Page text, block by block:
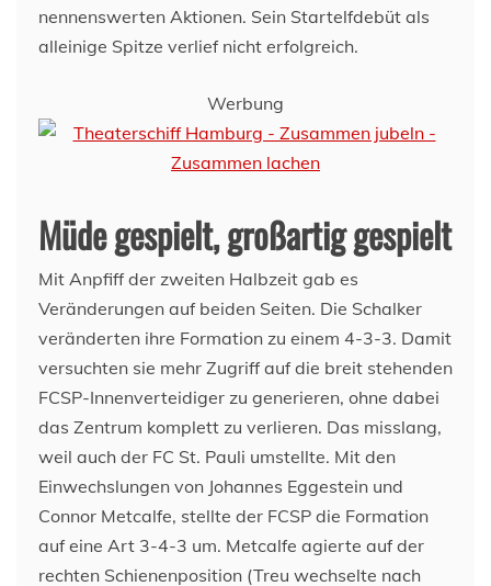
nennenswerten Aktionen. Sein Startelfdebüt als
alleinige Spitze verlief nicht erfolgreich.
Werbung
Müde gespielt, großartig gespielt
Mit Anpfiff der zweiten Halbzeit gab es
Veränderungen auf beiden Seiten. Die Schalker
veränderten ihre Formation zu einem 4-3-3. Damit
versuchten sie mehr Zugriff auf die breit stehenden
FCSP-Innenverteidiger zu generieren, ohne dabei
das Zentrum komplett zu verlieren. Das misslang,
weil auch der FC St. Pauli umstellte. Mit den
Einwechslungen von Johannes Eggestein und
Connor Metcalfe, stellte der FCSP die Formation
auf eine Art 3-4-3 um. Metcalfe agierte auf der
rechten Schienenposition (Treu wechselte nach